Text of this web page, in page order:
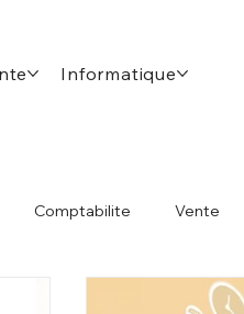
Informatique
Comptabilite Vente